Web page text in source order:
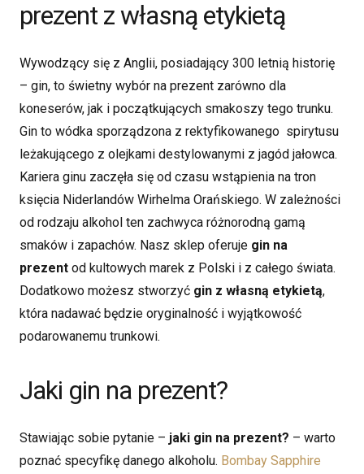
prezent z własną etykietą
Wywodzący się z Anglii, posiadający 300 letnią historię
– gin, to świetny wybór na prezent zarówno dla
koneserów, jak i początkujących smakoszy tego trunku.
Gin to wódka sporządzona z rektyfikowanego spirytusu
leżakującego z olejkami destylowanymi z jagód jałowca.
Kariera ginu zaczęła się od czasu wstąpienia na tron
księcia Niderlandów Wirhelma Orańskiego. W zależności
od rodzaju alkohol ten zachwyca różnorodną gamą
smaków i zapachów. Nasz sklep oferuje gin na
prezent od kultowych marek z Polski i z całego świata.
Dodatkowo możesz stworzyć gin z własną etykietą,
która nadawać będzie oryginalność i wyjątkowość
podarowanemu trunkowi.
Jaki gin na prezent?
Stawiając sobie pytanie – jaki gin na prezent? – warto
poznać specyfikę danego alkoholu. Bombay Sapphire